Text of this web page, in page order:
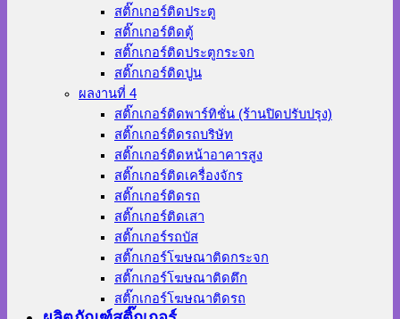
สติ๊กเกอร์ติดประตู
สติ๊กเกอร์ติดตู้
สติ๊กเกอร์ติดประตูกระจก
สติ๊กเกอร์ติดปูน
ผลงานที่ 4
สติ๊กเกอร์ติดพาร์ทิชั่น (ร้านปิดปรับปรุง)
สติ๊กเกอร์ติดรถบริษัท
สติ๊กเกอร์ติดหน้าอาคารสูง
สติ๊กเกอร์ติดเครื่องจักร
สติ๊กเกอร์ติดรถ
สติ๊กเกอร์ติดเสา
สติ๊กเกอร์รถบัส
สติ๊กเกอร์โฆษณาติดกระจก
สติ๊กเกอร์โฆษณาติดตึก
สติ๊กเกอร์โฆษณาติดรถ